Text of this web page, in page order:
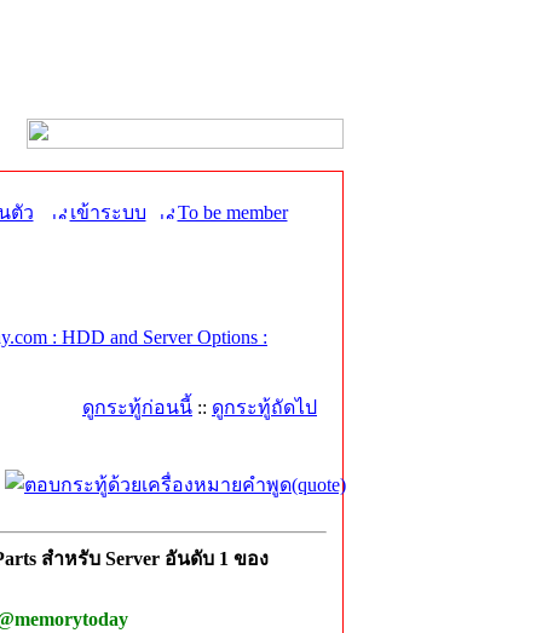
ตัว เข้าระบบ To be member
: HDD and Server Options :
ดูกระทู้ก่อนนี้ :: ดูกระทู้ถัดไป
สำหรับ Server อันดับ 1 ของ